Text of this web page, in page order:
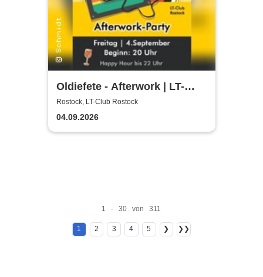
Oldiefete - Afterwork | LT-
Club Rostock
Rostock, LT-Club Rostock
04.09.2026
1 - 30 von 311
1 2 3 4 5 ❯ ❯❯